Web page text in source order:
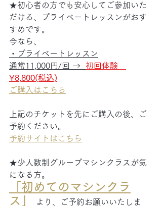
★初心者の方でも安心してご参加いた
だける、プライベートレッスンがおす
すめです。
今なら、
・プライベートレッスン
通常11,000円/回 → 初 回体験
¥8,800(税込)
ご購入はこちら
上記のチケットを先にご購入の後、ご
予約ください。
予約サイトはこちら
★少人数制グループマシンクラスが気
になる方。
「初めてのマシンクラ
ス」
より、ご予約お願いいたしま